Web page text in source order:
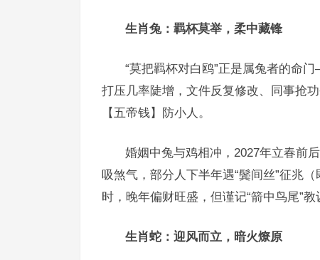
生肖兔：羁杯莫举，柔中藏锋
“莫把羁杯对白鸥”正是属兔者的命
打压几率陡增，文件反复修改、同事抢
【五帝钱】防小人。
婚姻中兔与鸡相冲，2027年立春前
吸煞气，部分人下半年遇“鬓间丝”征兆
时，晚年偏财旺盛，但谨记“箭中鸟尾”教
生肖蛇：迎风而立，暗火燎原